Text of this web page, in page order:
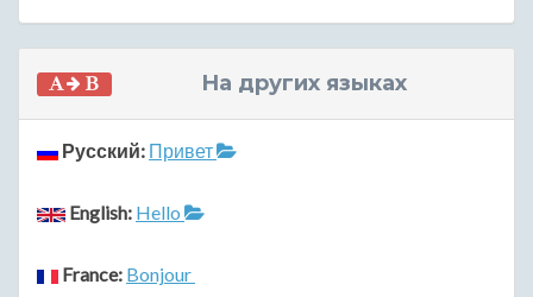
На других языках
Русский: Привет
English: Hello
France: Bonjour